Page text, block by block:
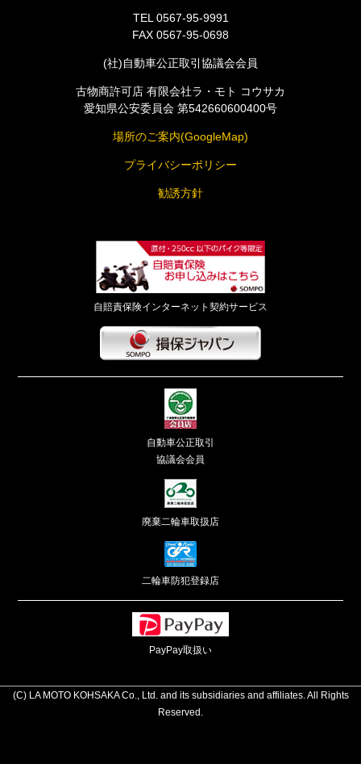
TEL 0567-95-9991
FAX 0567-95-0698
(社)自動車公正取引協議会会員
古物商許可店 有限会社ラ・モト コウサカ
愛知県公安委員会 第542660600400号
場所のご案内(GoogleMap)
プライバシーポリシー
勧誘方針
自賠責保険インターネット契約サービス
自動車公正取引
協議会会員
廃棄二輪車取扱店
二輪車防犯登録店
PayPay取扱い
(C) LA MOTO KOHSAKA Co., Ltd. and its subsidiaries and affiliates. All Rights
Reserved.